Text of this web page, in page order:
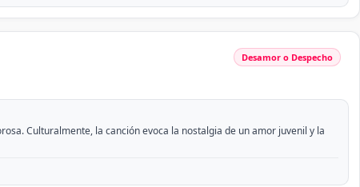
Desamor o Despecho
Culturalmente, la canción evoca la nostalgia de un amor juvenil y la